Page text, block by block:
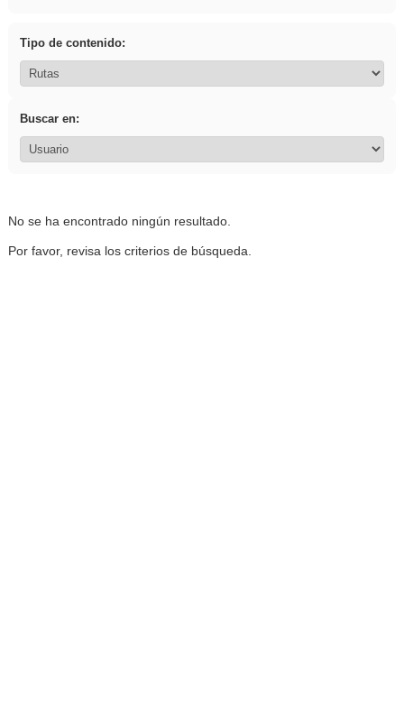
Tipo de contenido:
Buscar en:
No se ha encontrado ningún resultado.
Por favor, revisa los criterios de búsqueda.